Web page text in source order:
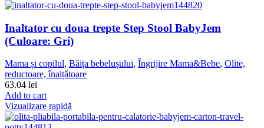
Inaltator cu doua trepte Step Stool BabyJem
(Culoare: Gri)
Mama și copilul, Băița bebelușului, Îngrijire Mama&Bebe, Olite,
reductoare, înalțǎtoare
63.04 lei
Add to cart
Vizualizare rapidă